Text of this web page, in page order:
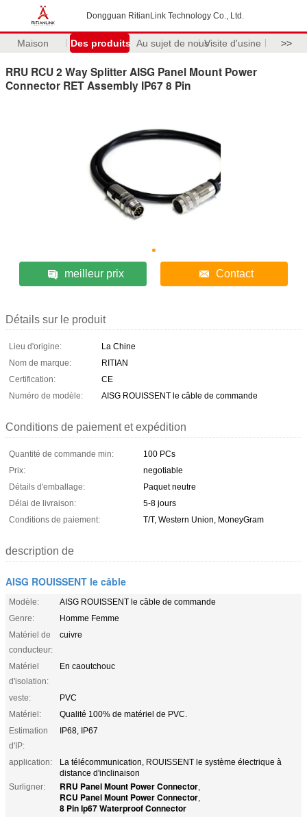
Dongguan RitianLink Technology Co., Ltd.
Maison Des produits Au sujet de nousVisite d'usine >>
RRU RCU 2 Way Splitter AISG Panel Mount Power
Connector RET Assembly IP67 8 Pin
meilleur prix Contact
Détails sur le produit
Lieu d'origine:
La Chine
Nom de marque:
RITIAN
Certification:
CE
Numéro de modèle:
AISG ROUISSENT le câble de commande
Conditions de paiement et expédition
Quantité de commande min:
100 PCs
Prix:
negotiable
Détails d'emballage:
Paquet neutre
Délai de livraison:
5-8 jours
Conditions de paiement:
T/T, Western Union, MoneyGram
description de
AISG ROUISSENT le câble
Modèle:
AISG ROUISSENT le câble de commande
Genre:
Homme Femme
Matériel de
conducteur:
cuivre
Matériel
d'isolation:
En caoutchouc
veste:
PVC
Matériel:
Qualité 100% de matériel de PVC.
Estimation
d'IP:
IP68, IP67
application:
La télécommunication, ROUISSENT le système électrique à
distance d'inclinaison
Surligner:
RRU Panel Mount Power Connector,
RCU Panel Mount Power Connector,
8 Pin Ip67 Waterproof Connector